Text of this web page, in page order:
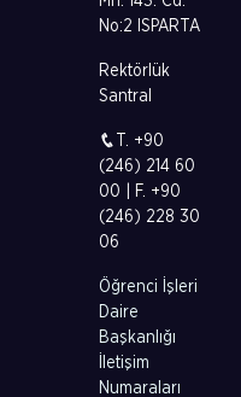
No:2 ISPARTA
Rektörlük
Santral
T. +90
(246) 214 60
00 | F. +90
(246) 228 30
06
Öğrenci İşleri
Daire
Başkanlığı
İletişim
Numaraları